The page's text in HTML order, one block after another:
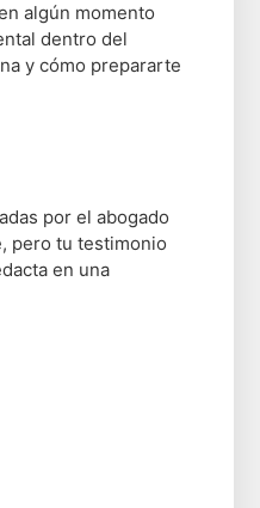
algún momento
dentro del
y cómo prepararte
por el abogado
pero tu testimonio
en una